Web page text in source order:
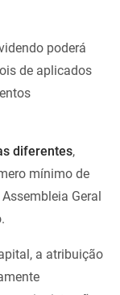
poderá
de aplicados
diferentes,
mínimo de
Geral
a atribuição